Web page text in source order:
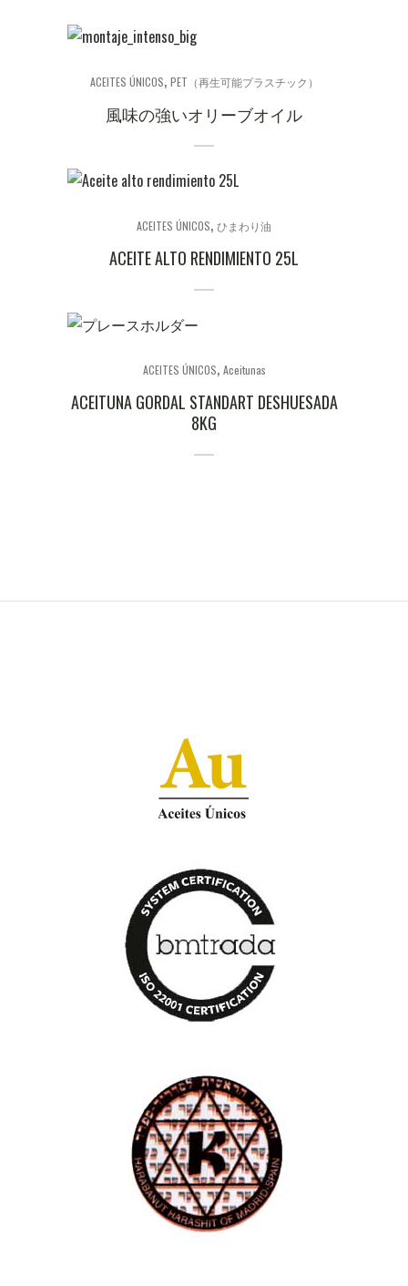
ACEITES ÚNICOS, PET（再生可能プラスチック）
風味の強いオリーブオイル
ACEITES ÚNICOS, ひまわり油
ACEITE ALTO RENDIMIENTO 25L
ACEITES ÚNICOS, Aceitunas
ACEITUNA GORDAL STANDART DESHUESADA
8KG